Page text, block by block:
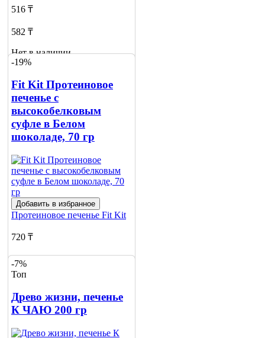
516 ₸
582 ₸
Нет в наличии
о наличии
-19%
Fit Kit Протеиновое
печенье с
высокобелковым
суфле в Белом
шоколаде, 70 гр
Добавить в избранное
Протеиновое печенье Fit Kit
720 ₸
890 ₸
Нет в наличии
Сообщить
о наличии
-7%
Топ
Древо жизни, печенье
К ЧАЮ 200 гр